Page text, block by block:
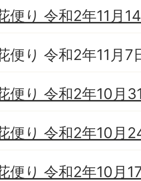
便り 令和2年11月
便り 令和2年11月7
便り 令和2年10月
便り 令和2年10月
便り 令和2年10月